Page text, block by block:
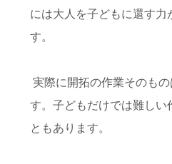
には大人を子どもに還す力
す。
実際に開拓の作業そのも
す。子どもだけでは難しい
ともあります。